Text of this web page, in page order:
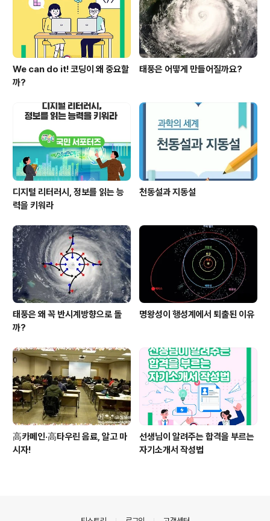
렸고 큰 비용이 들었습니다. 또한, 안전성의 문제도 있었습
니다. 지금까지 개발된 다섯 대의 우주왕..
We can do it! 코딩이 왜 중요할
까?
태풍은 어떻게 만들어질까요?
디지털 리터러시, 정보를 읽는 능
력을 키워라
천동설과 지동설
태풍은 왜 꼭 반시계방향으로 돌
까?
명왕성이 행성계에서 퇴출된 이유
高카페인·高타우린 음료, 알고 마
시자!
선생님이 알려주는 합격을 부르는
자기소개서 작성법